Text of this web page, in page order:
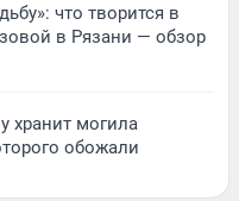
что творится в
в Рязани — обзор
хранит могила
обожали